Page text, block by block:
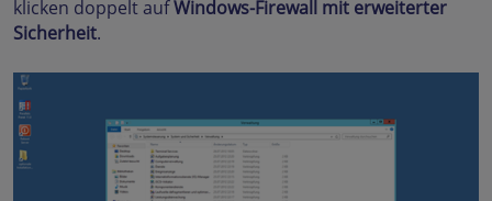
klicken doppelt aufWindows-Firewall mit erweiterter
Sicherheit.